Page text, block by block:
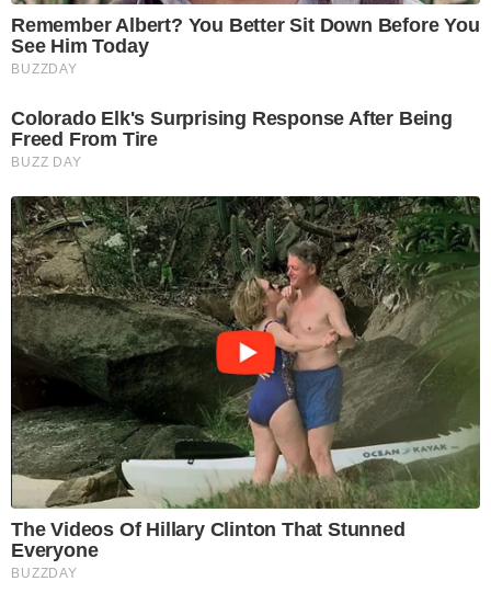
Remember Albert? You Better Sit Down Before You
See Him Today
BUZZDAY
Colorado Elk's Surprising Response After Being
Freed From Tire
BUZZ DAY
The Videos Of Hillary Clinton That Stunned
Everyone
BUZZDAY